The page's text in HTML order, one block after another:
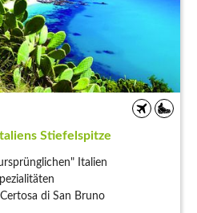
Stiefelspitze
Italien
di San Bruno